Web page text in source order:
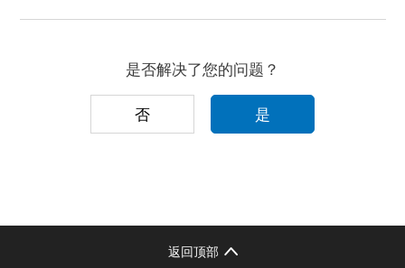
是否解决了您的问题？
否 是
返回顶部